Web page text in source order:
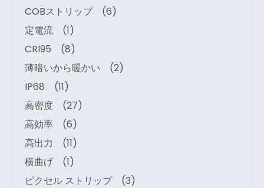
COBストリップ
(6)
定電流
(1)
CRI95
(8)
薄暗いから暖かい
(2)
IP68
(11)
高密度
(27)
高効率
(6)
高出力
(11)
横曲げ
(1)
ピクセル ストリップ
(3)